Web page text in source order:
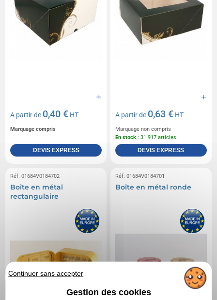
A partir de 0,40 € HT
Marquage compris
DEVIS EXPRESS
A partir de 0,63 € HT
Marquage non compris
En stock : 31 917 articles
DEVIS EXPRESS
Réf. 01684V0184702
Boîte en métal
rectangulaire
Réf. 01684V0184701
Boîte en métal ronde
Continuer sans accepter
Gestion des cookies